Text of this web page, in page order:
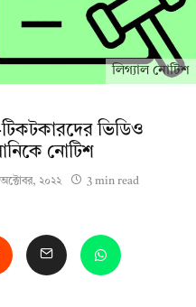
লিগ্যাল নোটিশ
ভিডিও
নোটিশ
২০২২
3 min read